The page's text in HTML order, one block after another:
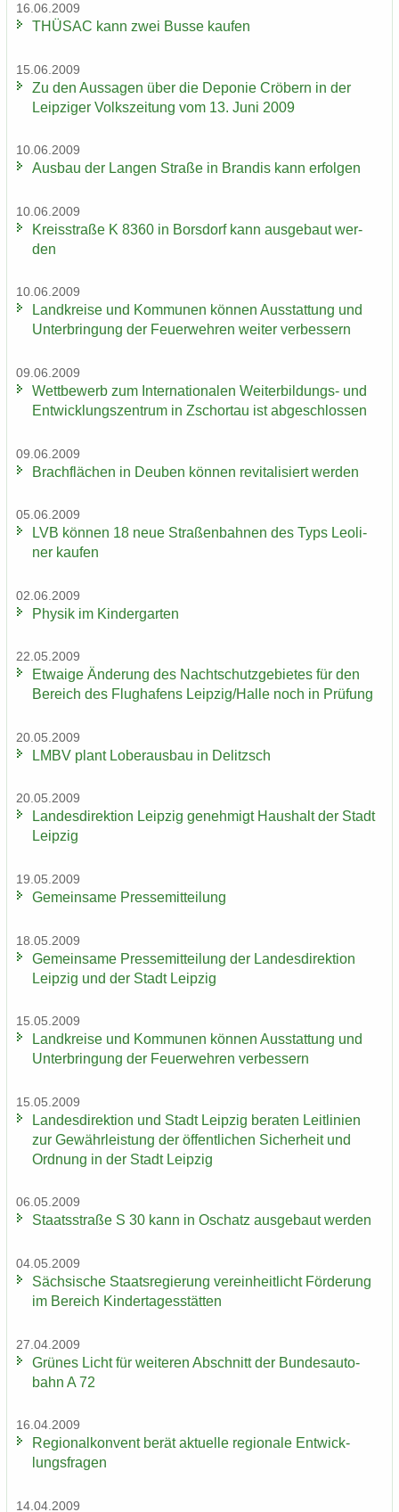
16.06.2009
THÜ­SAC kann zwei Busse kau­fen
15.06.2009
Zu den Aus­sa­gen über die De­po­nie Crö­bern in der
Leip­zi­ger Volks­zei­tung vom 13. Juni 2009
10.06.2009
Aus­bau der Lan­gen Stra­ße in Bran­dis kann er­fol­gen
10.06.2009
Kreis­stra­ße K 8360 in Bors­dorf kann aus­ge­baut wer­
den
10.06.2009
Land­krei­se und Kom­mu­nen kön­nen Aus­stat­tung und
Un­ter­brin­gung der Feu­er­weh­ren wei­ter ver­bes­sern
09.06.2009
Wett­be­werb zum In­ter­na­tio­na­len Weiterbildungs-​ und
Ent­wick­lungs­zen­trum in Zschor­tau ist ab­ge­schlos­sen
09.06.2009
Brach­flä­chen in Deu­ben kön­nen re­vi­ta­li­siert wer­den
05.06.2009
LVB kön­nen 18 neue Stra­ßen­bah­nen des Typs Leo­li­
ner kau­fen
02.06.2009
Phy­sik im Kin­der­gar­ten
22.05.2009
Et­wa­ige Än­de­rung des Nacht­schutz­ge­bie­tes für den
Be­reich des Flug­ha­fens Leip­zig/Halle noch in Prü­fung
20.05.2009
LMBV plant Lober­aus­bau in De­litzsch
20.05.2009
Lan­des­di­rek­ti­on Leip­zig ge­neh­migt Haus­halt der Stadt
Leip­zig
19.05.2009
Ge­mein­sa­me Pres­se­mit­tei­lung
18.05.2009
Ge­mein­sa­me Pres­se­mit­tei­lung der Lan­des­di­rek­ti­on
Leip­zig und der Stadt Leip­zig
15.05.2009
Land­krei­se und Kom­mu­nen kön­nen Aus­stat­tung und
Un­ter­brin­gung der Feu­er­weh­ren ver­bes­sern
15.05.2009
Lan­des­di­rek­ti­on und Stadt Leip­zig be­ra­ten Leit­li­ni­en
zur Ge­währ­leis­tung der öf­fent­li­chen Si­cher­heit und
Ord­nung in der Stadt Leip­zig
06.05.2009
Staats­stra­ße S 30 kann in Oschatz aus­ge­baut wer­den
04.05.2009
Säch­si­sche Staats­re­gie­rung ver­ein­heit­licht För­de­rung
im Be­reich Kin­der­ta­ges­stät­ten
27.04.2009
Grü­nes Licht für wei­te­ren Ab­schnitt der Bun­des­au­to­
bahn A 72
16.04.2009
Re­gio­nal­kon­vent berät ak­tu­el­le re­gio­na­le Ent­wick­
lungs­fra­gen
14.04.2009